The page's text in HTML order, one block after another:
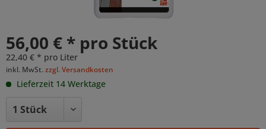
56,00 € * pro Stück
22,40 € * pro Liter
inkl. MwSt. zzgl. Versandkosten
Lieferzeit 14 Werktage